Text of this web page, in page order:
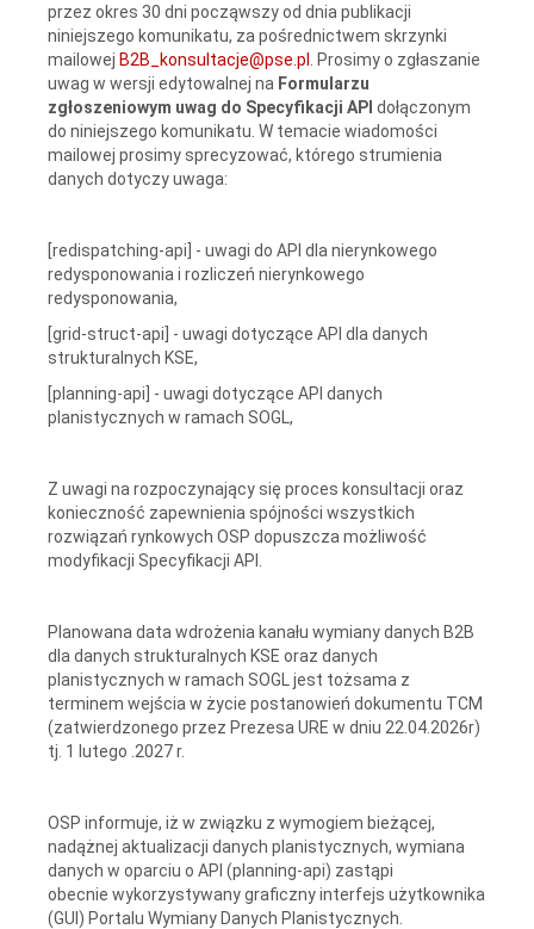
przez okres 30 dni począwszy od dnia publikacji
niniejszego komunikatu, za pośrednictwem skrzynki
mailowej B2B_konsultacje@pse.pl
. Prosimy o zgłaszanie
uwag w wersji edytowalnej na Formularzu
zgłoszeniowym uwag do Specyfikacji API dołączonym
do niniejszego komunikatu. W temacie wiadomości
mailowej prosimy sprecyzować, którego strumienia
danych dotyczy uwaga:
[redispatching-api] - uwagi do API dla nierynkowego
redysponowania i rozliczeń nierynkowego
redysponowania,
[grid-struct-api] - uwagi dotyczące API dla danych
strukturalnych KSE,
[planning-api] - uwagi dotyczące API danych
planistycznych w ramach SOGL,
Z uwagi na rozpoczynający się proces konsultacji oraz
konieczność zapewnienia spójności wszystkich
rozwiązań rynkowych OSP dopuszcza możliwość
modyfikacji Specyfikacji API.
Planowana data wdrożenia kanału wymiany danych B2B
dla danych strukturalnych KSE oraz danych
planistycznych w ramach SOGL jest tożsama z
terminem wejścia w życie postanowień dokumentu TCM
(zatwierdzonego przez Prezesa URE w dniu 22.04.2026r)
tj. 1 lutego .2027 r.
OSP informuje, iż w związku z wymogiem bieżącej,
nadążnej aktualizacji danych planistycznych, wymiana
danych w oparciu o API (planning-api) zastąpi
obecnie wykorzystywany graficzny interfejs użytkownika
(GUI) Portalu Wymiany Danych Planistycznych.